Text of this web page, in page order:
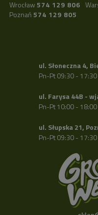
Wrocław 574 129 806
Poznań 574 129 805
ul. Słoneczna 4,
Pn-Pt 09:30 - 17:30
ul. Farysa 44B -
Pn-Pt 10:00 -
ul. Słupska 21,
Pn-Pt 09:30 - 17:30